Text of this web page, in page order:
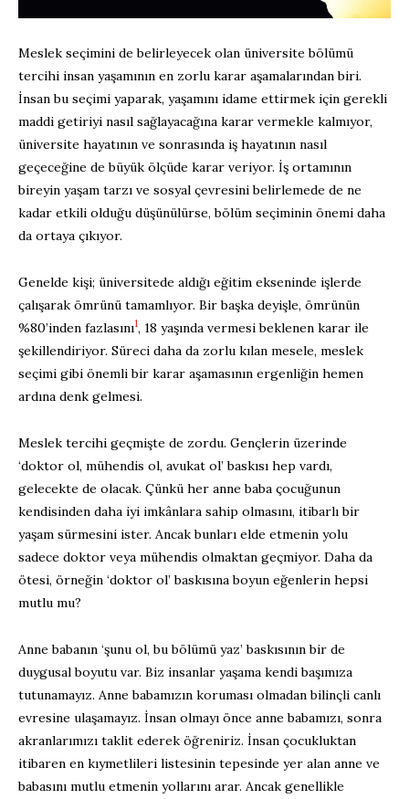
Meslek seçimini de belirleyecek olan üniversite bölümü
tercihi insan yaşamının en zorlu karar aşamalarından biri.
İnsan bu seçimi yaparak, yaşamını idame ettirmek için gerekli
maddi getiriyi nasıl sağlayacağına karar vermekle kalmıyor,
üniversite hayatının ve sonrasında iş hayatının nasıl
geçeceğine de büyük ölçüde karar veriyor. İş ortamının
bireyin yaşam tarzı ve sosyal çevresini belirlemede de ne
kadar etkili olduğu düşünülürse, bölüm seçiminin önemi daha
da ortaya çıkıyor.
Genelde kişi; üniversitede aldığı eğitim ekseninde işlerde
çalışarak ömrünü tamamlıyor. Bir başka deyişle, ömrünün
%80’inden fazlasını1, 18 yaşında vermesi beklenen karar ile
şekillendiriyor. Süreci daha da zorlu kılan mesele, meslek
seçimi gibi önemli bir karar aşamasının ergenliğin hemen
ardına denk gelmesi.
Meslek tercihi geçmişte de zordu. Gençlerin üzerinde
‘doktor ol, mühendis ol, avukat ol’ baskısı hep vardı,
gelecekte de olacak. Çünkü her anne baba çocuğunun
kendisinden daha iyi imkânlara sahip olmasını, itibarlı bir
yaşam sürmesini ister. Ancak bunları elde etmenin yolu
sadece doktor veya mühendis olmaktan geçmiyor. Daha da
ötesi, örneğin ‘doktor ol’ baskısına boyun eğenlerin hepsi
mutlu mu?
Anne babanın ‘şunu ol, bu bölümü yaz’ baskısının bir de
duygusal boyutu var. Biz insanlar yaşama kendi başımıza
tutunamayız. Anne babamızın koruması olmadan bilinçli canlı
evresine ulaşamayız. İnsan olmayı önce anne babamızı, sonra
akranlarımızı taklit ederek öğreniriz. İnsan çocukluktan
itibaren en kıymetlileri listesinin tepesinde yer alan anne ve
babasını mutlu etmenin yollarını arar. Ancak genellikle